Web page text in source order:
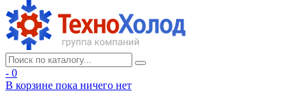
- 0
В корзине пока ничего нет